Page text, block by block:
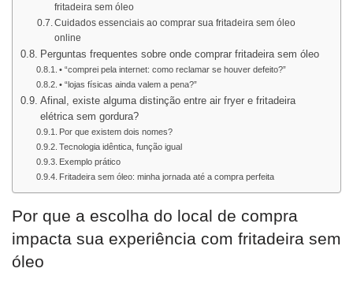
fritadeira sem óleo
Cuidados essenciais ao comprar sua fritadeira sem óleo
online
Perguntas frequentes sobre onde comprar fritadeira sem óleo
• “comprei pela internet: como reclamar se houver defeito?”
• “lojas físicas ainda valem a pena?”
Afinal, existe alguma distinção entre air fryer e fritadeira
elétrica sem gordura?
Por que existem dois nomes?
Tecnologia idêntica, função igual
Exemplo prático
Fritadeira sem óleo: minha jornada até a compra perfeita
Por que a escolha do local de compra
impacta sua experiência com fritadeira sem
óleo